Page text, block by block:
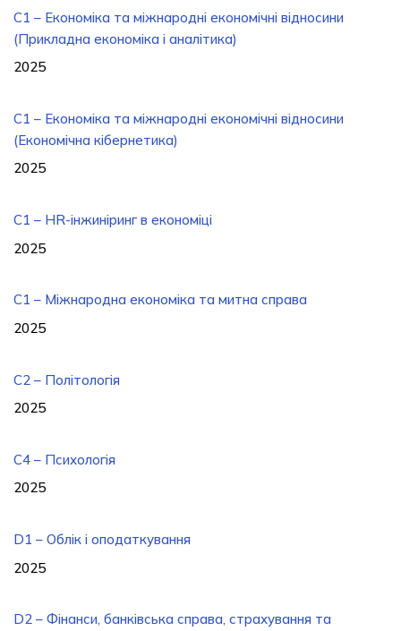
C1 – Економіка та міжнародні економічні відносини
(Прикладна економіка і аналітика)
2025
C1 – Економіка та міжнародні економічні відносини
(Економічна кібернетика)
2025
C1 – HR-інжиніринг в економіці
2025
C1 – Міжнародна економіка та митна справа
2025
C2 – Політологія
2025
C4 – Психологія
2025
D1 – Облік і оподаткування
2025
D2 – Фінанси, банківська справа, страхування та